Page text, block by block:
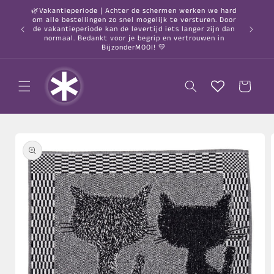
naar de
content
🌿Vakantieperiode | Achter de schermen werken we hard
om alle bestellingen zo snel mogelijk te versturen. Door
de vakantieperiode kan de levertijd iets langer zijn dan
normaal. Bedankt voor je begrip en vertrouwen in
BijzonderMOOI! 💛
○
Winkelwagen
direct naar